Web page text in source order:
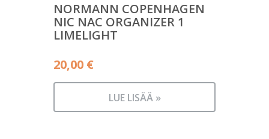
NORMANN COPENHAGEN
NIC NAC ORGANIZER 1
LIMELIGHT
20,00 €
LUE LISÄÄ »